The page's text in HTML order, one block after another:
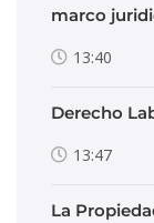
marco
13:40
Derecho
13:47
La